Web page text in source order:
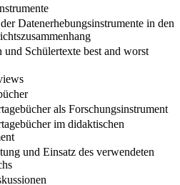
über die
Datenerhebungsinstrumente in den
Schülertexte best and worst
als Forschungsinstrument
im didaktischen
und Einsatz des verwendeten